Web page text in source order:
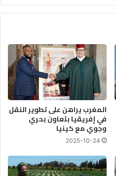
المغرب يراهن على تطوير النقل
في إفريقيا بتعاون بحري
وجوي مع كينيا
2025-10-24